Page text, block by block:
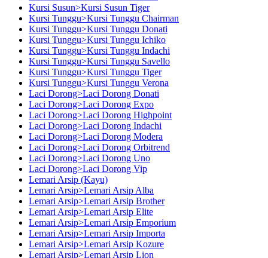
Kursi Susun>Kursi Susun Tiger
Kursi Tunggu>Kursi Tunggu Chairman
Kursi Tunggu>Kursi Tunggu Donati
Kursi Tunggu>Kursi Tunggu Ichiko
Kursi Tunggu>Kursi Tunggu Indachi
Kursi Tunggu>Kursi Tunggu Savello
Kursi Tunggu>Kursi Tunggu Tiger
Kursi Tunggu>Kursi Tunggu Verona
Laci Dorong>Laci Dorong Donati
Laci Dorong>Laci Dorong Expo
Laci Dorong>Laci Dorong Highpoint
Laci Dorong>Laci Dorong Indachi
Laci Dorong>Laci Dorong Modera
Laci Dorong>Laci Dorong Orbitrend
Laci Dorong>Laci Dorong Uno
Laci Dorong>Laci Dorong Vip
Lemari Arsip (Kayu)
Lemari Arsip>Lemari Arsip Alba
Lemari Arsip>Lemari Arsip Brother
Lemari Arsip>Lemari Arsip Elite
Lemari Arsip>Lemari Arsip Emporium
Lemari Arsip>Lemari Arsip Importa
Lemari Arsip>Lemari Arsip Kozure
Lemari Arsip>Lemari Arsip Lion